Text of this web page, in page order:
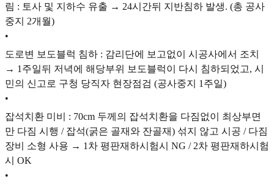
림 : 토사 및 지하수 유출 → 24시간뒤 지반침하 발생. (총 공사
중지 2개월)
•
도로변 보도블럭 침하 : 감리단에 보고없이 시공사에서 조치
→ 1주일뒤 저녁에 해당부위 보도블럭이 다시 침하되었고, 시
민의 신고로 구청 당직자 현장점검 (공사중지 1주일)
•
잡석치환 미비 : 70cm 두께의 잡석치환을 다짐없이 최상부면
만 다짐 시행 / 잡석(굵은 골재와 잔골재) 섞지 않고 시공 / 다짐
장비 소형 사용 → 1차 평판재하시험시 NG / 2차 평판재하시험
시 OK
•